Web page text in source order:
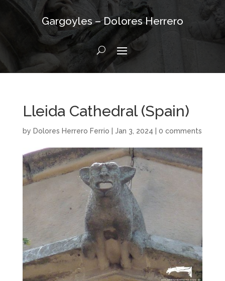
Gargoyles – Dolores Herrero
Lleida Cathedral (Spain)
by Dolores Herrero Ferrio Jan 3, 2024 0 comments